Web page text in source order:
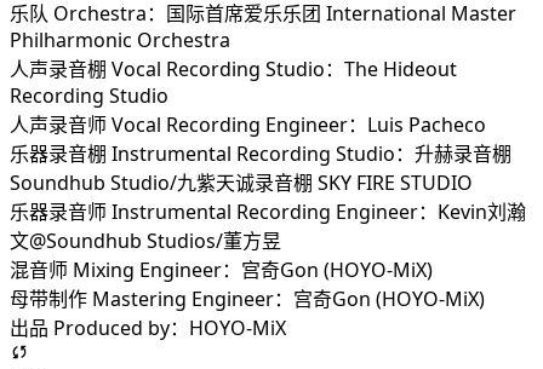
乐队 Orchestra：国际首席爱乐乐团 International Master
Philharmonic Orchestra
人声录音棚 Vocal Recording Studio：The Hideout
Recording Studio
人声录音师 Vocal Recording Engineer：Luis Pacheco
乐器录音棚 Instrumental Recording Studio：升赫录音棚
Soundhub Studio/九紫天诚录音棚 SKY FIRE STUDIO
乐器录音师 Instrumental Recording Engineer：Kevin刘瀚
文@Soundhub Studios/董方昱
混音师 Mixing Engineer：宫奇Gon (HOYO-MiX)
母带制作 Mastering Engineer：宫奇Gon (HOYO-MiX)
出品 Produced by：HOYO-MiX